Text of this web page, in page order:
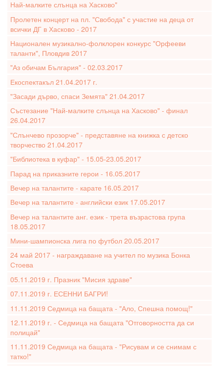
Най-малките слънца на Хасково"
Пролетен концерт на пл. "Свобода" с участие на деца от
всички ДГ в Хасково - 2017
Национален музикално-фолклорен конкурс "Орфееви
таланти", Пловдив 2017
"Аз обичам България" - 02.03.2017
Екоспектакъл 21.04.2017 г.
"Засади дърво, спаси Земята" 21.04.2017
Състезание "Най-малките слънца на Хасково" - финал
26.04.2017
"Слънчево прозорче" - представяне на книжка с детско
творчество 21.04.2017
"Библиотека в куфар" - 15.05-23.05.2017
Парад на приказните герои - 16.05.2017
Вечер на талантите - карате 16.05.2017
Вечер на талантите - английски език 17.05.2017
Вечер на талантите анг. език - трета възрастова група
18.05.2017
Мини-шампионска лига по футбол 20.05.2017
24 май 2017 - награждаване на учител по музика Бонка
Стоева
05.11.2019 г. Празник "Мисия здраве"
07.11.2019 г. ЕСЕННИ БАГРИ!
11.11.2019 Седмица на бащата - "Ало, Спешна помощ!"
12.11.2019 г. - Седмица на бащата "Отговорността да си
полицай"
11.11.2019 Седмица на бащата - "Рисувам и се снимам с
татко!"